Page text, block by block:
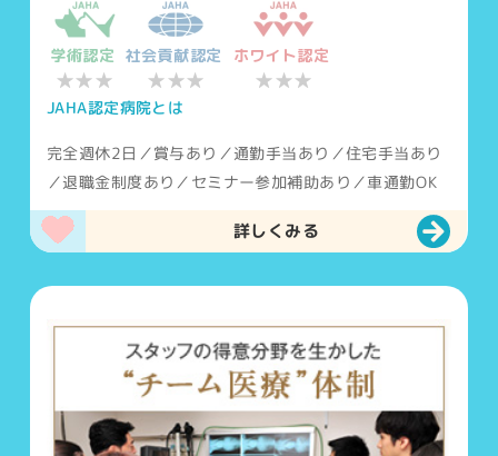
学術認定
★★★
社会貢献認定
★★★
ホワイト認定
★★★
JAHA認定病院とは
完全週休2日／賞与あり／通勤手当あり／住宅手当あり
／退職金制度あり／セミナー参加補助あり／車通勤OK
詳しくみる